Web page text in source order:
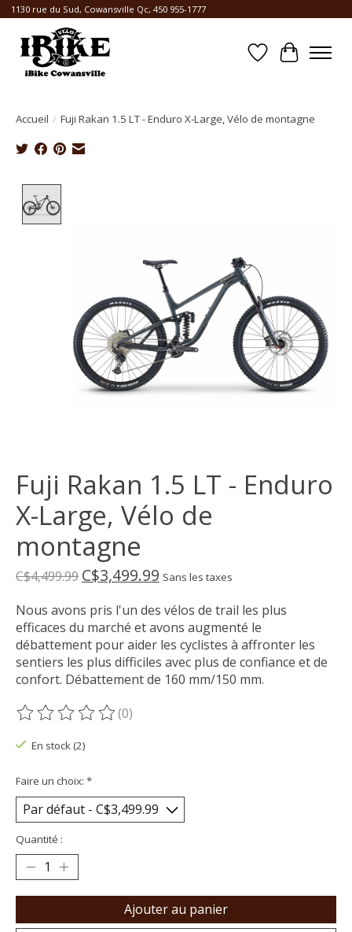
1130 rue du Sud, Cowansville Qc, 450 955-1777
Liste dePanier
Accueil / Fuji Rakan 1.5 LT - Enduro X-Large, Vélo de montagne
Fuji Rakan 1.5 LT - Enduro
X-Large, Vélo de
montagne
C$4,499.99 C$3,499.99 Sans les taxes
Nous avons pris l'un des vélos de trail les plus
efficaces du marché et avons augmenté le
débattement pour aider les cyclistes à affronter les
sentiers les plus difficiles avec plus de confiance et de
confort. Débattement de 160 mm/150 mm.
Ce produit est évalué à
(0)
En stock (2)
Faire un choix: *
Quantité :
Ajouter au panier